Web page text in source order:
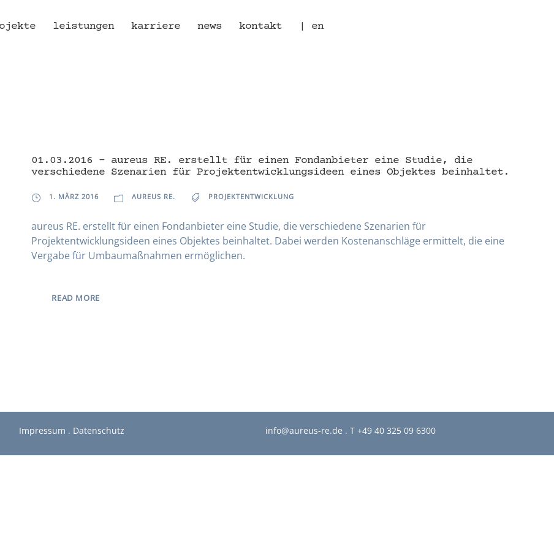
leistungen karriere news kontakt | en
01.03.2016 – aureus RE. erstellt für einen Fondanbieter eine Studie, die
verschiedene Szenarien für Projektentwicklungsideen eines Objektes beinhaltet.
1. MÄRZ 2016 AUREUS RE. PROJEKTENTWICKLUNG
aureus RE. erstellt für einen Fondanbieter eine Studie, die verschiedene Szenarien für
Projektentwicklungsideen eines Objektes beinhaltet. Dabei werden Kostenanschläge ermittelt, die eine
Vergabe für Umbaumaßnahmen ermöglichen.
READ MORE
Impressum . Datenschutz info@aureus-re.de . T +49 40 325 09 6300